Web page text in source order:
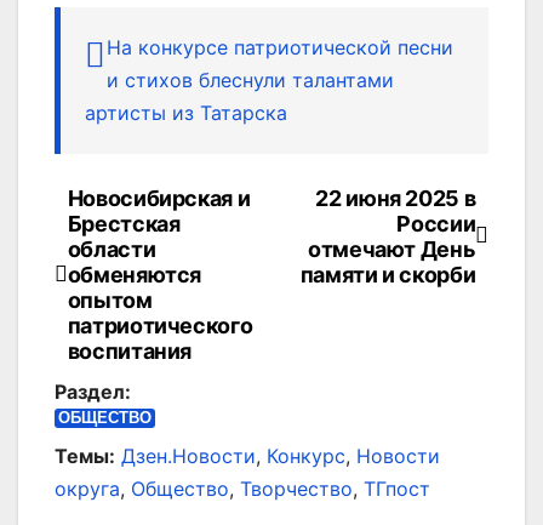
На конкурсе патриотической песни
и стихов блеснули талантами
артисты из Татарска
Навигация
по
записям
22 июня 2025 в
России
отмечают День
памяти и скорби
Новосибирская и
Брестская
области
обменяются
опытом
патриотического
воспитания
Раздел:
ОБЩЕСТВО
Темы: Дзен.Новости, Конкурс, Новости
округа, Общество, Творчество, ТГпост